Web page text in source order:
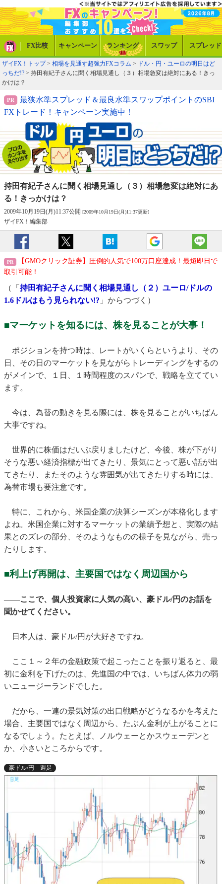
FX比較 キャンペーン ランキング スワップ スプレッド
ザイFX！トップ> 相場を見通す超強力FXコラム > ドル・円・ユーロの明日はど
っちだ!? > 持田有紀子さんに聞く相場見通し（３）相場急変は絶対にある！きっ
かけは？
最狭水準スプレッド＆最良水準スワップポイントのSBI
FXトレード！キャンペーン実施中！
持田有紀子さんに聞く相場見通し（３） 相場急変は絶対にあ
る！きっかけは？
2009年10月19日(月)11:37公開 [2009年10月19日(月)11:37更新]
ザイFX！編集部
【GMOクリック証券】圧倒的人気で100万口座達成！最短即日で
取引可能！
（「 持田有紀子さんに聞く相場見通し（２）ユーロ/ドルの
1.6ドルはもう見られない!? 」からつづく）
■マーケットを知るには、株を見ることが大事！
ポジションを持つ時は、レートがいくらというより、その
日、その日のマーケットを見ながらトレーディングをするの
がメインで、１日、１時間程度のスパンで、戦略を立ててい
ます。
今は、為替の動きを見る際には、株を見ることがいちばん
大事ですね。
世界的に株価はだいぶ戻りましたけど、今後、株が下がり
そうな悪い経済指標が出てきたり、景気にとって悪い話が出
てきたり、またそのような雰囲気が出てきたりする時には、
為替市場も要注意です。
特に、これから、米国企業の決算シーズンが本格化します
よね。米国企業に対するマーケットの業績予想と、実際の結
果とのズレの部分、そのようなものの様子を見ながら、売っ
たりします。
■利上げ再開は、主要国ではなく周辺国から
——ここで、個人投資家に人気の高い、豪ドル/円のお話を
聞かせてください。
日本人は、豪ドル/円が大好きですね。
ここ１～２年の金融政策で起こったことを振り返ると、最
初に金利を下げたのは、先進国の中では、いちばん体力の弱
いニュージーランドでした。
だから、一連の景気対策の出口戦略がどうなるかを考えた
場合、主要国ではなく周辺から、たぶん金利が上がることに
なるでしょう。たとえば、ノルウェーとかスウェーデンと
か、小さいところからです。
豪ドル/円 週足